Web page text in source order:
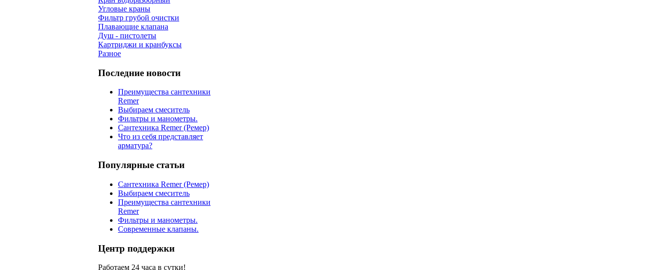
Угловые краны
Фильтр грубой очистки
Плавающие клапана
Душ - пистолеты
Картриджи и кранбуксы
Разное
Последние новости
Преимущества сантехники
Remer
Выбираем смеситель
Фильтры и манометры.
Сантехника Remer (Ремер)
Что из себя представляет
арматура?
Популярные статьи
Сантехника Remer (Ремер)
Выбираем смеситель
Преимущества сантехники
Remer
Фильтры и манометры.
Современные клапаны.
Центр поддержки
Работаем 24 часа в сутки!